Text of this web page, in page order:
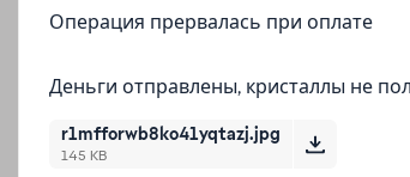
Операция прервалась при оплате
Деньги отправлены, кристаллы не
r1mfforwb8ko41yqtazj.jpg
145 KB